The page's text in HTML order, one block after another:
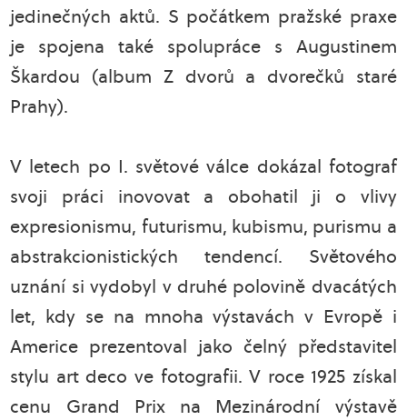
jedinečných aktů. S počátkem pražské praxe
je spojena také spolupráce s Augustinem
Škardou (album Z dvorů a dvorečků staré
Prahy).
V letech po I. světové válce dokázal fotograf
svoji práci inovovat a obohatil ji o vlivy
expresionismu, futurismu, kubismu, purismu a
abstrakcionistických tendencí. Světového
uznání si vydobyl v druhé polovině dvacátých
let, kdy se na mnoha výstavách v Evropě i
Americe prezentoval jako čelný představitel
stylu art deco ve fotografii. V roce 1925 získal
cenu Grand Prix na Mezinárodní výstavě